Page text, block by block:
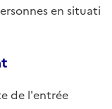
en situati
de l'entrée